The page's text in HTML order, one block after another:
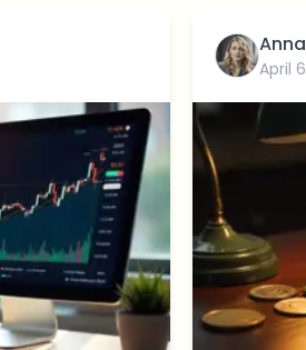
April